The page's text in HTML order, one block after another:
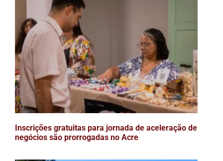
Inscrições gratuitas para jornada de aceleração de
negócios são prorrogadas no Acre